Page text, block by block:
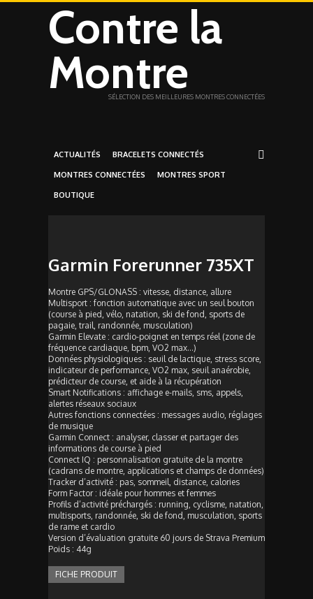
Contre la
Montre
SÉLECTION DES MEILLEURES MONTRES CONNECTÉES
ACTUALITÉS BRACELETS CONNECTÉS
MONTRES CONNECTÉES MONTRES SPORT
BOUTIQUE
Garmin Forerunner 735XT
Montre GPS/GLONASS : vitesse, distance, allure
Multisport : fonction automatique avec un seul bouton
(course à pied, vélo, natation, ski de fond, sports de
pagaie, trail, randonnée, musculation)
Garmin Elevate : cardio-poignet en temps réel (zone de
fréquence cardiaque, bpm, VO2 max…)
Données physiologiques : seuil de lactique, stress score,
indicateur de performance, VO2 max, seuil anaérobie,
prédicteur de course, et aide à la récupération
Smart Notifications : affichage e-mails, sms, appels,
alertes réseaux sociaux
Autres fonctions connectées : messages audio, réglages
de musique
Garmin Connect : analyser, classer et partager des
informations de course à pied
Connect IQ : personnalisation gratuite de la montre
(cadrans de montre, applications et champs de données)
Tracker d’activité : pas, sommeil, distance, calories
Form Factor : idéale pour hommes et femmes
Profils d’activité préchargés : running, cyclisme, natation,
multisports, randonnée, ski de fond, musculation, sports
de rame et cardio
Version d’évaluation gratuite 60 jours de Strava Premium
Poids : 44g
FICHE PRODUIT